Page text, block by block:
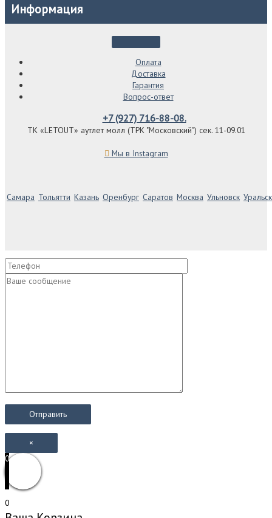
Информация
Оплата
Доставка
Гарантия
Вопрос-ответ
+7 (927) 716-88-08.
ТК «LETOUT» аутлет молл (ТРК "Московский") сек. 11-09.01
Мы в Instagram
Самара Тольятти Казань Оренбург Саратов Москва Ульновск Уральск
×
0
0